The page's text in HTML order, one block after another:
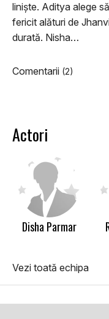
liniște. Aditya alege
fericit alături de
durată. Nisha…
Comentarii (2)
Actori
Disha Parmar
Vezi toată echipa